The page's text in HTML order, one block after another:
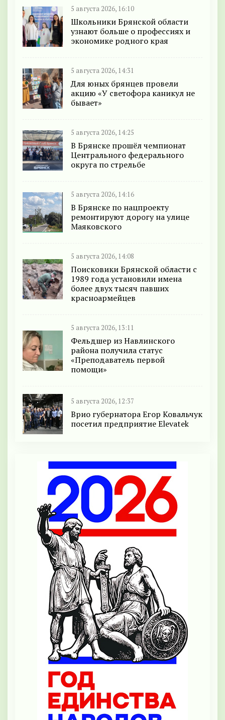
5 августа 2026, 16:10
Школьники Брянской области
узнают больше о профессиях и
экономике родного края
5 августа 2026, 14:31
Для юных брянцев провели
акцию «У светофора каникул не
бывает»
5 августа 2026, 14:25
В Брянске прошёл чемпионат
Центрального федерального
округа по стрельбе
5 августа 2026, 14:16
В Брянске по нацпроекту
ремонтируют дорогу на улице
Маяковского
5 августа 2026, 14:08
Поисковики Брянской области с
1989 года установили имена
более двух тысяч павших
красноармейцев
5 августа 2026, 13:11
Фельдшер из Навлинского
района получила статус
«Преподаватель первой
помощи»
5 августа 2026, 12:37
Врио губернатора Егор Ковальчук
посетил предприятие Elevatek